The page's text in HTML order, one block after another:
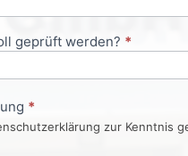
geprüft werden? *
*
zur Kenntnis